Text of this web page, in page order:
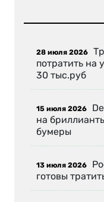
28 июля 2026
потратить на
30 тыс.руб
15 июля 2026
на
бумеры
13 июля 2026
готовы